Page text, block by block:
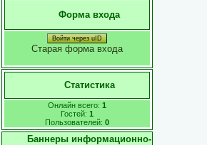
Форма входа
Войти через uID
Старая форма входа
Статистика
Онлайн всего: 1
Гостей: 1
Пользователей: 0
Баннеры информационно-